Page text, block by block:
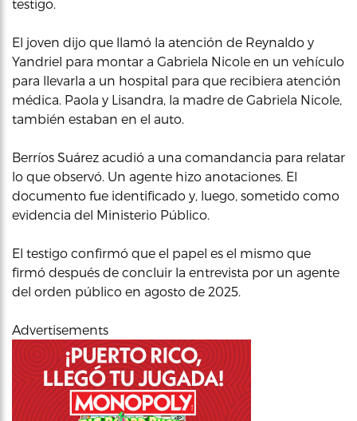
testigo.
El joven dijo que llamó la atención de Reynaldo y
Yandriel para montar a Gabriela Nicole en un vehículo
para llevarla a un hospital para que recibiera atención
médica. Paola y Lisandra, la madre de Gabriela Nicole,
también estaban en el auto.
Berríos Suárez acudió a una comandancia para relatar
lo que observó. Un agente hizo anotaciones. El
documento fue identificado y, luego, sometido como
evidencia del Ministerio Público.
El testigo confirmó que el papel es el mismo que
firmó después de concluir la entrevista por un agente
del orden público en agosto de 2025.
Advertisements